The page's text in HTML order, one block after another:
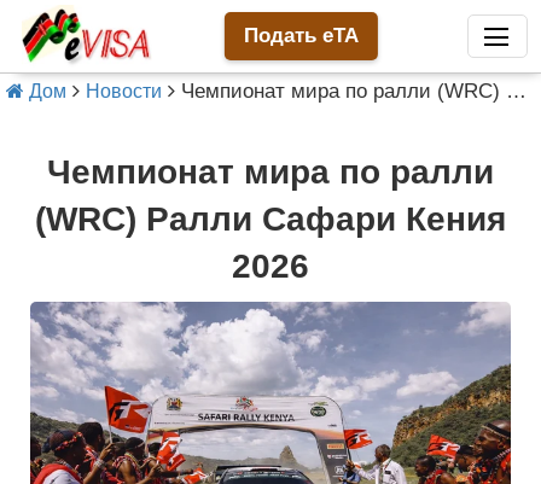
Подать eTA
Дом Новости Чемпионат мира по ралли (WRC) Ралли Сафари Кения 2026
Чемпионат мира по ралли
(WRC) Ралли Сафари Кения
2026